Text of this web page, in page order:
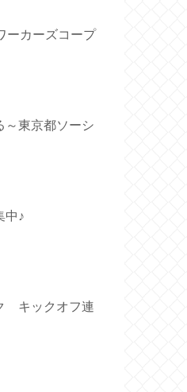
ーカーズコープ
～東京都ソーシ
中♪
キックオフ連